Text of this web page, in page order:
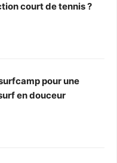
court de tennis ?
pour une
en douceur